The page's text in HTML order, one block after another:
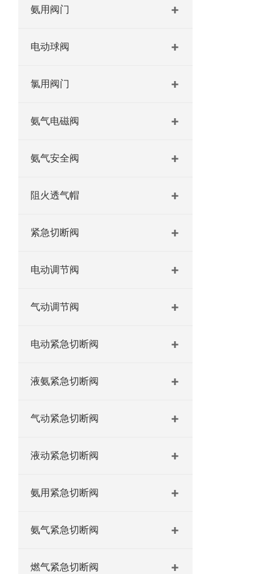
氨用阀门
电动球阀
氯用阀门
氨气电磁阀
氨气安全阀
阻火透气帽
紧急切断阀
电动调节阀
气动调节阀
电动紧急切断阀
液氨紧急切断阀
气动紧急切断阀
液动紧急切断阀
氨用紧急切断阀
氨气紧急切断阀
燃气紧急切断阀